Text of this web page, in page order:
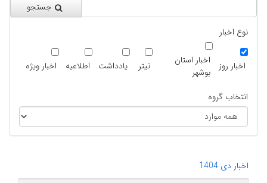
جستجو
نوع اخبار
اخبار روز
اخبار استان
بوشهر
تیتر یادداشت اطلاعیه اخبار ویژه
انتخاب گروه
اخبار دی 1404